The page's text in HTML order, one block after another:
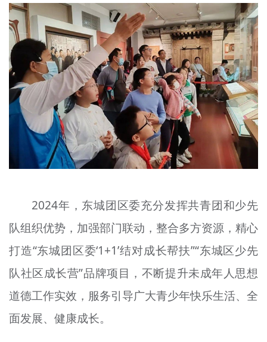
未成年人思想道德建设
榜样人物
+
身边好人
文明评论
北京宣传文化引导基金
宣传思想文化人才
资料库
+
2024年，东城团区委充分发挥共青团和少先
队组织优势，加强部门联动，整合多方资源，精心
打造“东城团区委‘1+1’结对成长帮扶”“东城区少先
队社区成长营”品牌项目，不断提升未成年人思想
道德工作实效，服务引导广大青少年快乐生活、全
面发展、健康成长。